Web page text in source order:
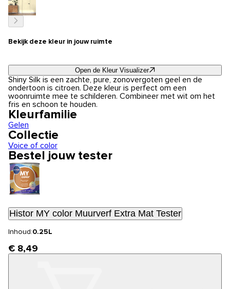
Bekijk deze kleur in jouw ruimte
Open de Kleur Visualizer
Shiny Silk is een zachte, pure, zonovergoten geel en de
ondertoon is citroen. Deze kleur is perfect om een
woonruimte mee te schilderen. Combineer met wit om het
fris en schoon te houden.
Kleurfamilie
Gelen
Collectie
Voice of color
Bestel jouw tester
Histor MY color Muurverf Extra Mat Tester
Inhoud:0.25L
€ 8,49